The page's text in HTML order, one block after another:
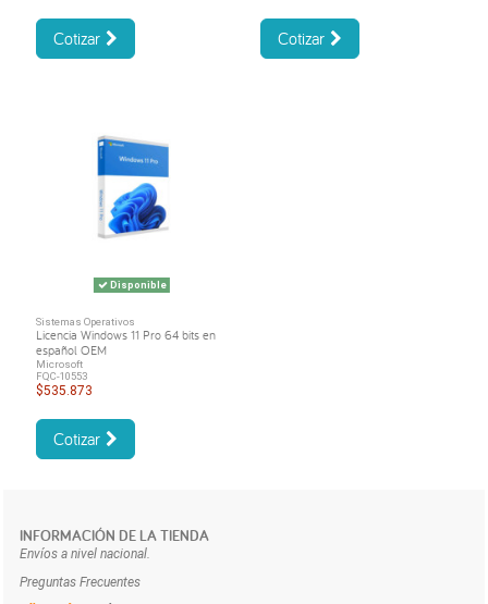
Cotizar Cotizar
Disponible
Sistemas Operativos
Licencia Windows 11 Pro 64 bits en
español OEM
Microsoft
FQC-10553
$535.873
Cotizar
INFORMACIÓN DE LA TIENDA
Envíos a nivel nacional.
Preguntas Frecuentes